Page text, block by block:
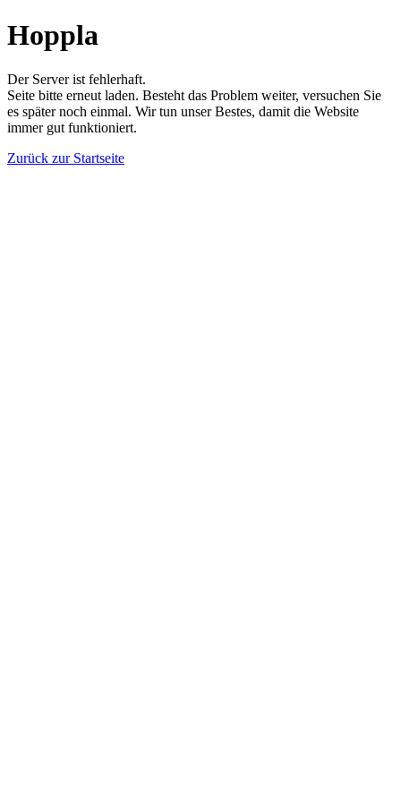
Hoppla
Der Server ist fehlerhaft.
Seite bitte erneut laden. Besteht das Problem weiter, versuchen Sie
es später noch einmal. Wir tun unser Bestes, damit die Website
immer gut funktioniert.
Zurück zur Startseite